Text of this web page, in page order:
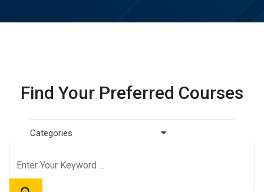
Find Your Preferred Courses
Categories